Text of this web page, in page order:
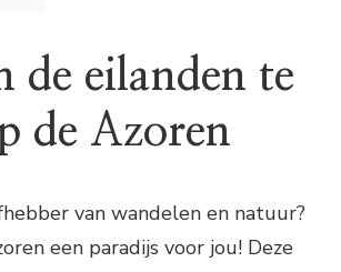
de eilanden te
de Azoren
van wandelen en natuur?
een paradijs voor jou! Deze